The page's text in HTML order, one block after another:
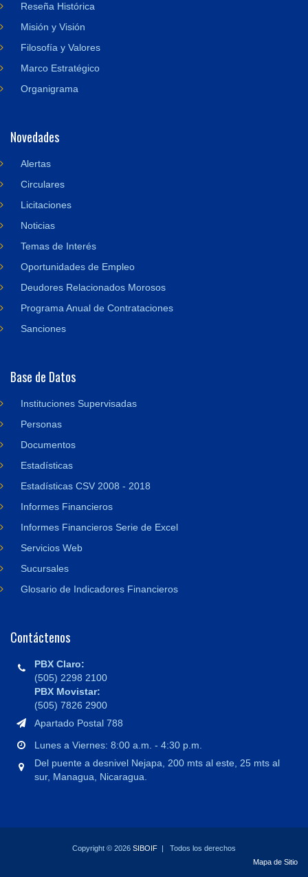
Reseña Histórica
Misión y Visión
Filosofía y Valores
Marco Estratégico
Organigrama
Novedades
Alertas
Circulares
Licitaciones
Noticias
Temas de Interés
Oportunidades de Empleo
Deudores Relacionados Morosos
Programa Anual de Contrataciones
Sanciones
Base de Datos
Instituciones Supervisadas
Personas
Documentos
Estadísticas
Estadísticas CSV 2008 - 2018
Informes Financieros
Informes Financieros Serie de Excel
Servicios Web
Sucursales
Glosario de Indicadores Financieros
Contáctenos
PBX Claro:
(505) 2298 2100
PBX Movistar:
(505) 7826 2900
Apartado Postal 788
Lunes a Viernes: 8:00 a.m. - 4:30 p.m.
Del puente a desnivel Nejapa, 200 mts al este, 25 mts al
sur, Managua, Nicaragua.
Copyright © 2026 SIBOIF | Todos los derechos
Mapa de Sitio